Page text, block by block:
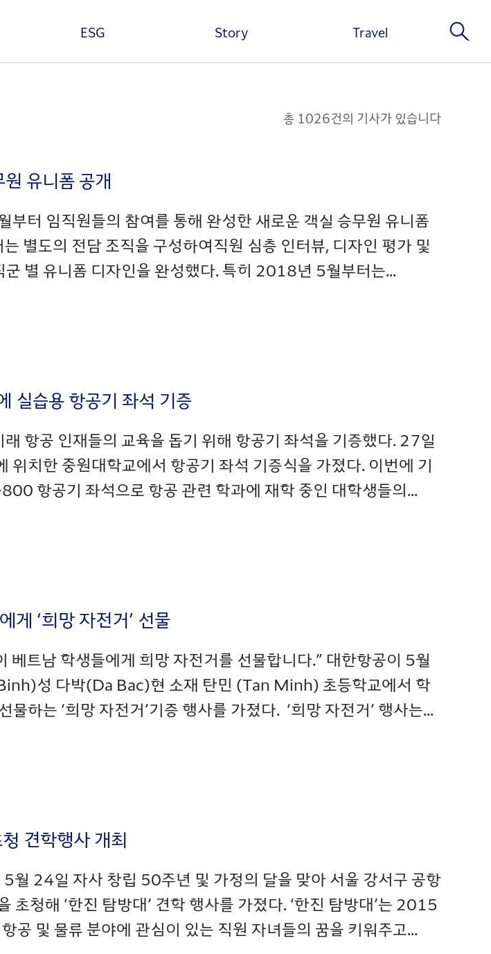
ESG Story Travel
총 1026건의 기사가 있습니다
유니폼 공개
터 임직원들의 참여를 통해 완성한 새로운 객실 승무원 유니폼
별도의 전담 조직을 구성하여직원 심층 인터뷰, 디자인 평가 및
군 별 유니폼 디자인을 완성했다. 특히 2018년 5월부터는...
실습용 항공기 좌석 기증
항공 인재들의 교육을 돕기 위해 항공기 좌석을 기증했다. 27일
위치한 중원대학교에서 항공기 좌석 기증식을 가졌다. 이번에 기
항공기 좌석으로 항공 관련 학과에 재학 중인 대학생들의...
게 ‘희망 자전거’ 선물
트남 학생들에게 희망 자전거를 선물합니다.” 대한항공이 5월
성 다박(Da Bac)현 소재 탄민 (Tan Minh) 초등학교에서 학
물하는 ‘희망 자전거’기증 행사를 가졌다. ‘희망 자전거’ 행사는...
견학행사 개최
24일 자사 창립 50주년 및 가정의 달을 맞아 서울 강서구 공항
초청해 ‘한진 탐방대’ 견학 행사를 가졌다. ‘한진 탐방대’는 2015
공 및 물류 분야에 관심이 있는 직원 자녀들의 꿈을 키워주고...